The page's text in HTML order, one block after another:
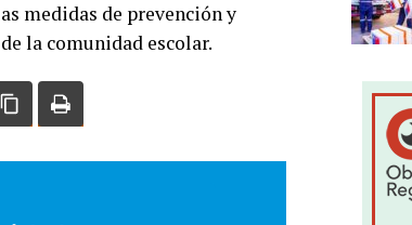
medidas de prevención y
la comunidad escolar.